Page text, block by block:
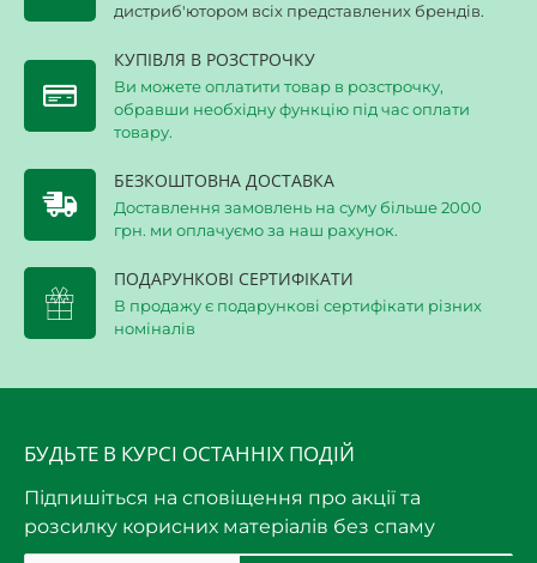
дистриб'ютором всіх представлених брендів.
КУПІВЛЯ В РОЗСТРОЧКУ
Ви можете оплатити товар в розстрочку,
обравши необхідну функцію під час оплати
товару.
БЕЗКОШТОВНА ДОСТАВКА
Доставлення замовлень на суму більше 2000
грн. ми оплачуємо за наш рахунок.
ПОДАРУНКОВІ СЕРТИФІКАТИ
В продажу є подарункові сертифікати різних
номіналів
БУДЬТЕ В КУРСІ ОСТАННІХ ПОДІЙ
Підпишіться на сповіщення про акції та
розсилку корисних матеріалів без спаму